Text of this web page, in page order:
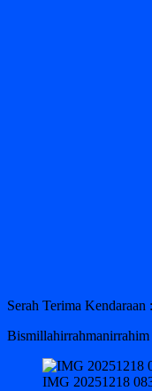
Serah Terima Kendaraan :
Bismillahirrahmanirrahim
IMG 20251218